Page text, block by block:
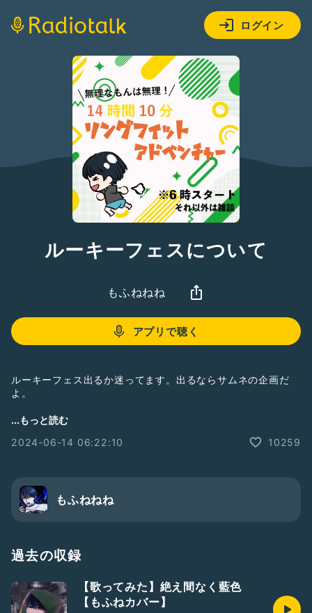
ログイン
ルーキーフェスについて
もふねねね
アプリで聴く
ルーキーフェス出るか迷ってます。出るならサムネの企画だ
よ。
みんなからのお便り待ってます。
...もっと読む
2024-06-14 06:22:10
10259
もふねねね
過去の収録
【歌ってみた】絶え間なく藍色
【もふねカバー】